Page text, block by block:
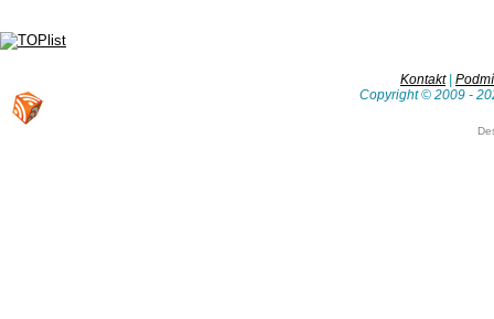
Kontakt|
Copyright © 2009 -